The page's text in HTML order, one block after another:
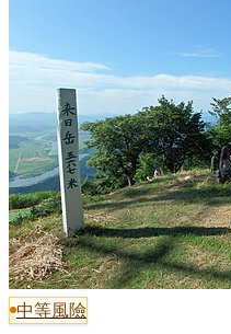
中等風險